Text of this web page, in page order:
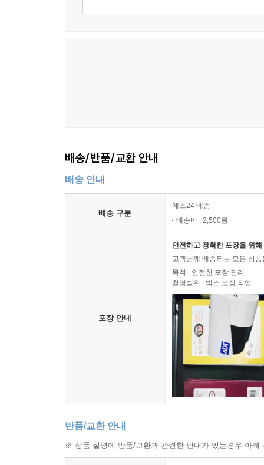
배송/반품/교환 안내
배송 안내
배송 구분
예스24 배송
배송비 : 2,500원
포장 안내
안전하고 정확한 포장을 위
고객님께 배송되는 모든 상
목적 : 안전한 포장 관리
촬영범위 : 박스 포장 작업
반품/교환 안내
※ 상품 설명에 반품/교환과 관련한 안내가 있는경우 아